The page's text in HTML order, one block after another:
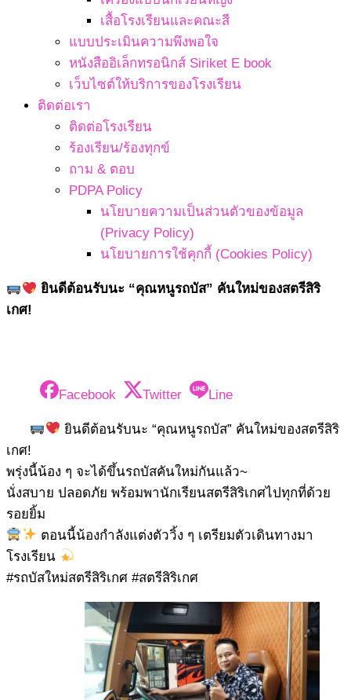
เสื้อโรงเรียนและคณะสี
แบบประเมินความพึงพอใจ
หนังสืออิเล็กทรอนิกส์ Siriket E book
เว็บไซต์ให้บริการของโรงเรียน
ติดต่อเรา
ติดต่อโรงเรียน
ร้องเรียน/ร้องทุกข์
ถาม & ตอบ
PDPA Policy
นโยบายความเป็นส่วนตัวของข้อมูล
(Privacy Policy)
นโยบายการใช้คุกกี้ (Cookies Policy)
ยินดีต้อนรับนะ “คุณหนูรถบัส” คันใหม่ของสตรีสิริ
เกศ!
Facebook Twitter Line
ยินดีต้อนรับนะ “คุณหนูรถบัส” คันใหม่ของสตรีสิริ
เกศ!
พรุ่งนี้น้อง ๆ จะได้ขึ้นรถบัสคันใหม่กันแล้ว~
นั่งสบาย ปลอดภัย พร้อมพานักเรียนสตรีสิริเกศไปทุกที่ด้วย
รอยยิ้ม
ตอนนี้น้องกำลังแต่งตัววิ้ง ๆ เตรียมตัวเดินทางมา
โรงเรียน
#รถบัสใหม่สตรีสิริเกศ #สตรีสิริเกศ